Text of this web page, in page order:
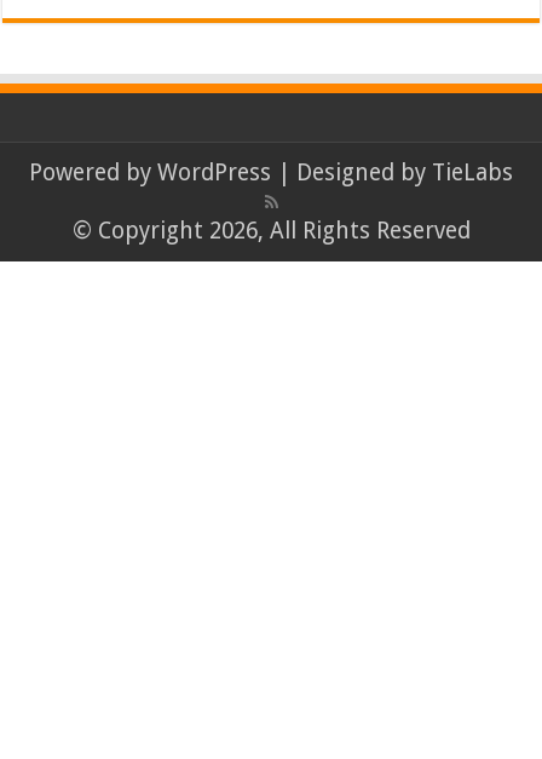
Powered by WordPress | Designed by TieLabs
© Copyright 2026, All Rights Reserved